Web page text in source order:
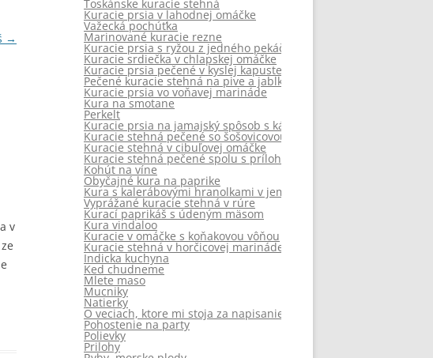
→
v
Toskánske kuracie stehná
Kuracie prsia v lahodnej omáčke
Važecká pochúťka
Marinované kuracie rezne
Kuracie prsia s ryžou z jedného pekáčika
Kuracie srdiečka v chlapskej omáčke
Kuracie prsia pečené v kyslej kapuste – diétna verzia
Pečené kuracie stehná na pive a jablkách
Kuracie prsia vo voňavej marináde
Kura na smotane
Perkelt
Kuracie prsia na jamajský spôsob s kávovým akcentom
Kuracie stehná pečené so šošovicovou prílohou
Kuracie stehná v cibuľovej omáčke
Kuracie stehná pečené spolu s prílohou
Kohút na víne
Obyčajné kura na paprike
Kura s kalerábovými hranolkami v jemnej omáčke – diétne
Vyprážané kuracie stehná v rúre
Kurací paprikáš s údeným mäsom
Kura vindaloo
Kuracie v omáčke s koňakovou vôňou
Kuracie stehná v horčicovej marináde
Indicka kuchyna
Ked chudneme
Mlete maso
Mucniky
Natierky
O veciach, ktore mi stoja za napisanie
Pohostenie na party
Polievky
Prilohy